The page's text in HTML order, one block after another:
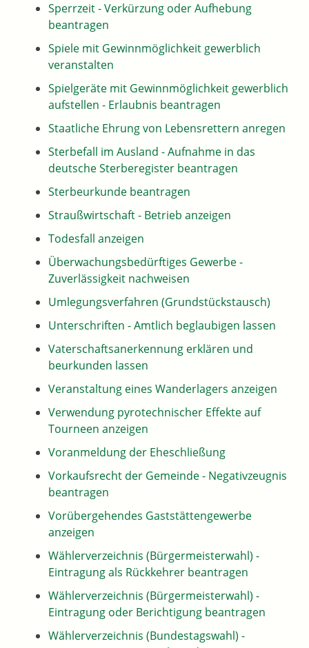
Sperrzeit - Verkürzung oder Aufhebung
beantragen
Spiele mit Gewinnmöglichkeit gewerblich
veranstalten
Spielgeräte mit Gewinnmöglichkeit gewerblich
aufstellen - Erlaubnis beantragen
Staatliche Ehrung von Lebensrettern anregen
Sterbefall im Ausland - Aufnahme in das
deutsche Sterberegister beantragen
Sterbeurkunde beantragen
Straußwirtschaft - Betrieb anzeigen
Todesfall anzeigen
Überwachungsbedürftiges Gewerbe -
Zuverlässigkeit nachweisen
Umlegungsverfahren (Grundstückstausch)
Unterschriften - Amtlich beglaubigen lassen
Vaterschaftsanerkennung erklären und
beurkunden lassen
Veranstaltung eines Wanderlagers anzeigen
Verwendung pyrotechnischer Effekte auf
Tourneen anzeigen
Voranmeldung der Eheschließung
Vorkaufsrecht der Gemeinde - Negativzeugnis
beantragen
Vorübergehendes Gaststättengewerbe
anzeigen
Wählerverzeichnis (Bürgermeisterwahl) -
Eintragung als Rückkehrer beantragen
Wählerverzeichnis (Bürgermeisterwahl) -
Eintragung oder Berichtigung beantragen
Wählerverzeichnis (Bundestagswahl) -